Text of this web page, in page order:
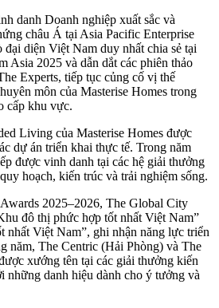
danh Doanh nghiệp xuất sắc và
châu Á tại Asia Pacific Enterprise
diện Việt Nam duy nhất chia sẻ tại
Asia 2025 và dẫn dắt các phiên thảo
Experts, tiếp tục củng cố vị thế
môn của Masterise Homes trong
cấp khu vực.
Living của Masterise Homes được
dự án triển khai thực tế. Trong năm
được vinh danh tại các hệ giải thưởng
hoạch, kiến trúc và trải nghiệm sống.
2025–2026, The Global City
đô thị phức hợp tốt nhất Việt Nam”
nhất Việt Nam”, ghi nhận năng lực triển
năm, The Centric (Hải Phòng) và The
xướng tên tại các giải thưởng kiến
những danh hiệu dành cho ý tưởng và